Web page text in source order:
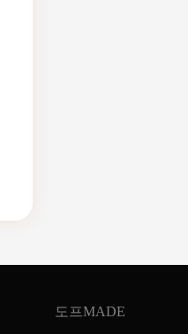
도프MADE